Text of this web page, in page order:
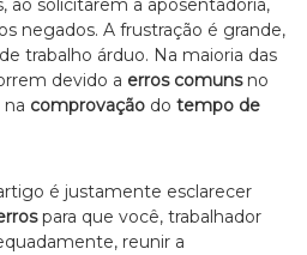
z
a
d
o
e
r
e
i
ao solicitarem a aposentadoria,
negados. A frustração é grande,
trabalho árduo. Na maioria das
devido a erros comunsno
comprovaçãodo tempo de
é justamente esclarecer
para que você, trabalhador
reunir a